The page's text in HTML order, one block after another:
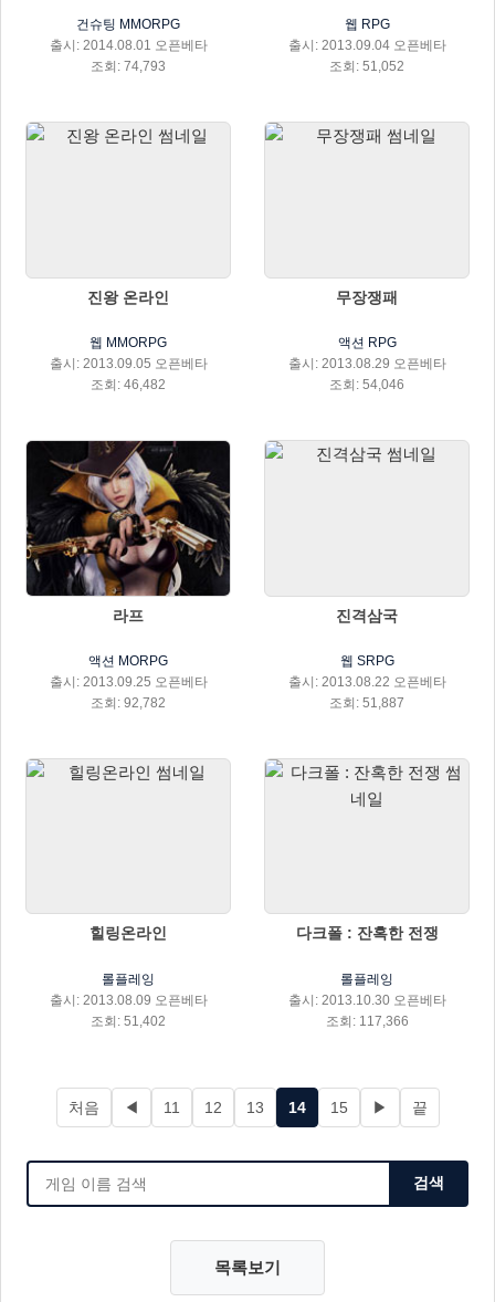
건슈팅 MMORPG
출시: 2014.08.01 오픈베타
조회: 74,793
웹 RPG
출시: 2013.09.04 오픈베타
조회: 51,052
진왕 온라인
웹 MMORPG
출시: 2013.09.05 오픈베타
조회: 46,482
무장쟁패
액션 RPG
출시: 2013.08.29 오픈베타
조회: 54,046
라프
액션 MORPG
출시: 2013.09.25 오픈베타
조회: 92,782
진격삼국
웹 SRPG
출시: 2013.08.22 오픈베타
조회: 51,887
힐링온라인
롤플레잉
출시: 2013.08.09 오픈베타
조회: 51,402
다크폴 : 잔혹한 전쟁
롤플레잉
출시: 2013.10.30 오픈베타
조회: 117,366
처음 ◀ 11 12 13 14 15 ▶ 끝
검색
목록보기